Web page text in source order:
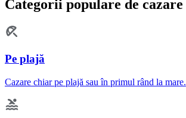
Categorii populare de cazare
Pe plajă
Cazare chiar pe plajă sau în primul rând la mare.